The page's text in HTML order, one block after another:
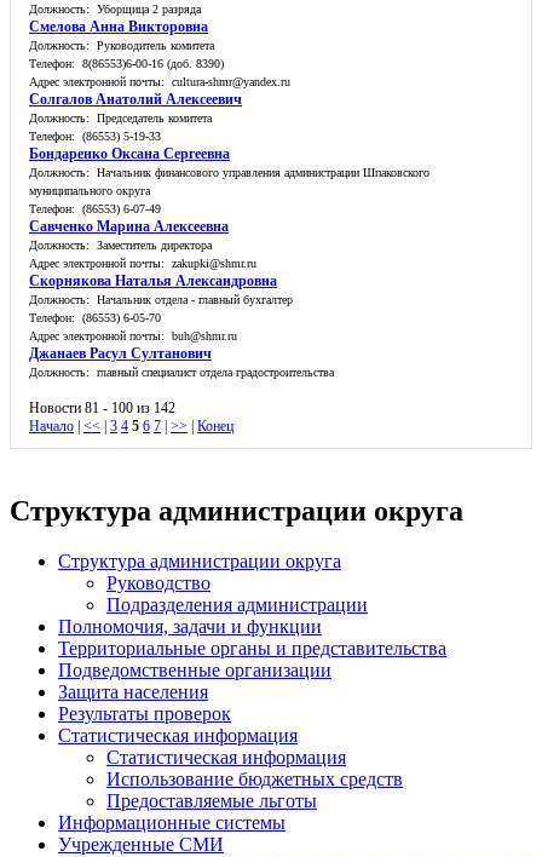
Должность: Уборщица 2 разряда
Смелова Анна Викторовна
Должность: Руководитель комитета
Телефон: 8(86553)6-00-16 (доб. 8390)
Адрес электронной почты: cultura-shmr@yandex.ru
Солгалов Анатолий Алексеевич
Должность: Председатель комитета
Телефон: (86553) 5-19-33
Бондаренко Оксана Сергеевна
Должность: Начальник финансового управления администрации Шпаковского
муниципального округа
Телефон: (86553) 6-07-49
Савченко Марина Алексеевна
Должность: Заместитель директора
Адрес электронной почты: zakupki@shmr.ru
Скорнякова Наталья Александровна
Должность: Начальник отдела - главный бухгалтер
Телефон: (86553) 6-05-70
Адрес электронной почты: buh@shmr.ru
Джанаев Расул Султанович
Должность: главный специалист отдела градостроительства
Новости 81 - 100 из 142
Начало | << | 3 4 5 6 7 | >> | Конец
Структура администрации округа
Структура администрации округа
Руководство
Подразделения администрации
Полномочия, задачи и функции
Территориальные органы и представительства
Подведомственные организации
Защита населения
Результаты проверок
Статистическая информация
Статистическая информация
Использование бюджетных средств
Предоставляемые льготы
Информационные системы
Учрежденные СМИ